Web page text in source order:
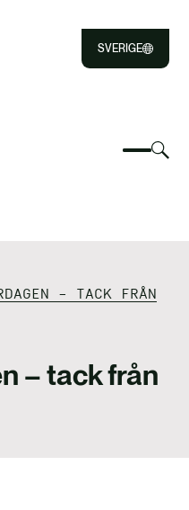
SVERIGE
VäljVälj
– TACK FRÅN
– tack från